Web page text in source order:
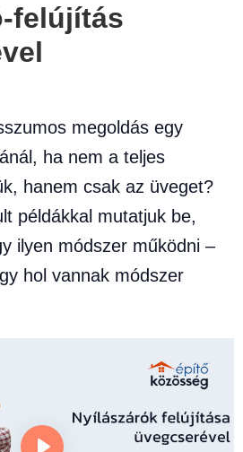
felújítás
megoldás egy
ha nem a teljes
hanem csak az üveget?
példákkal mutatjuk be,
ilyen módszer működni –
hol vannak módszer